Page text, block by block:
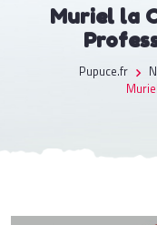
Muriel la
Pupuce.fr